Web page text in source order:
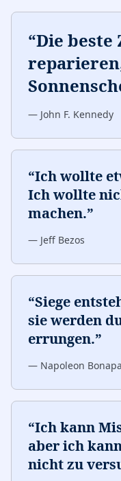
“Die beste
— John F. Kennedy
“Ich wollte
Ich wollte
machen.”
— Jeff Bezos
“Siege
sie werden
errungen.”
— Napoleon
“Ich kann
aber ich
nicht zu